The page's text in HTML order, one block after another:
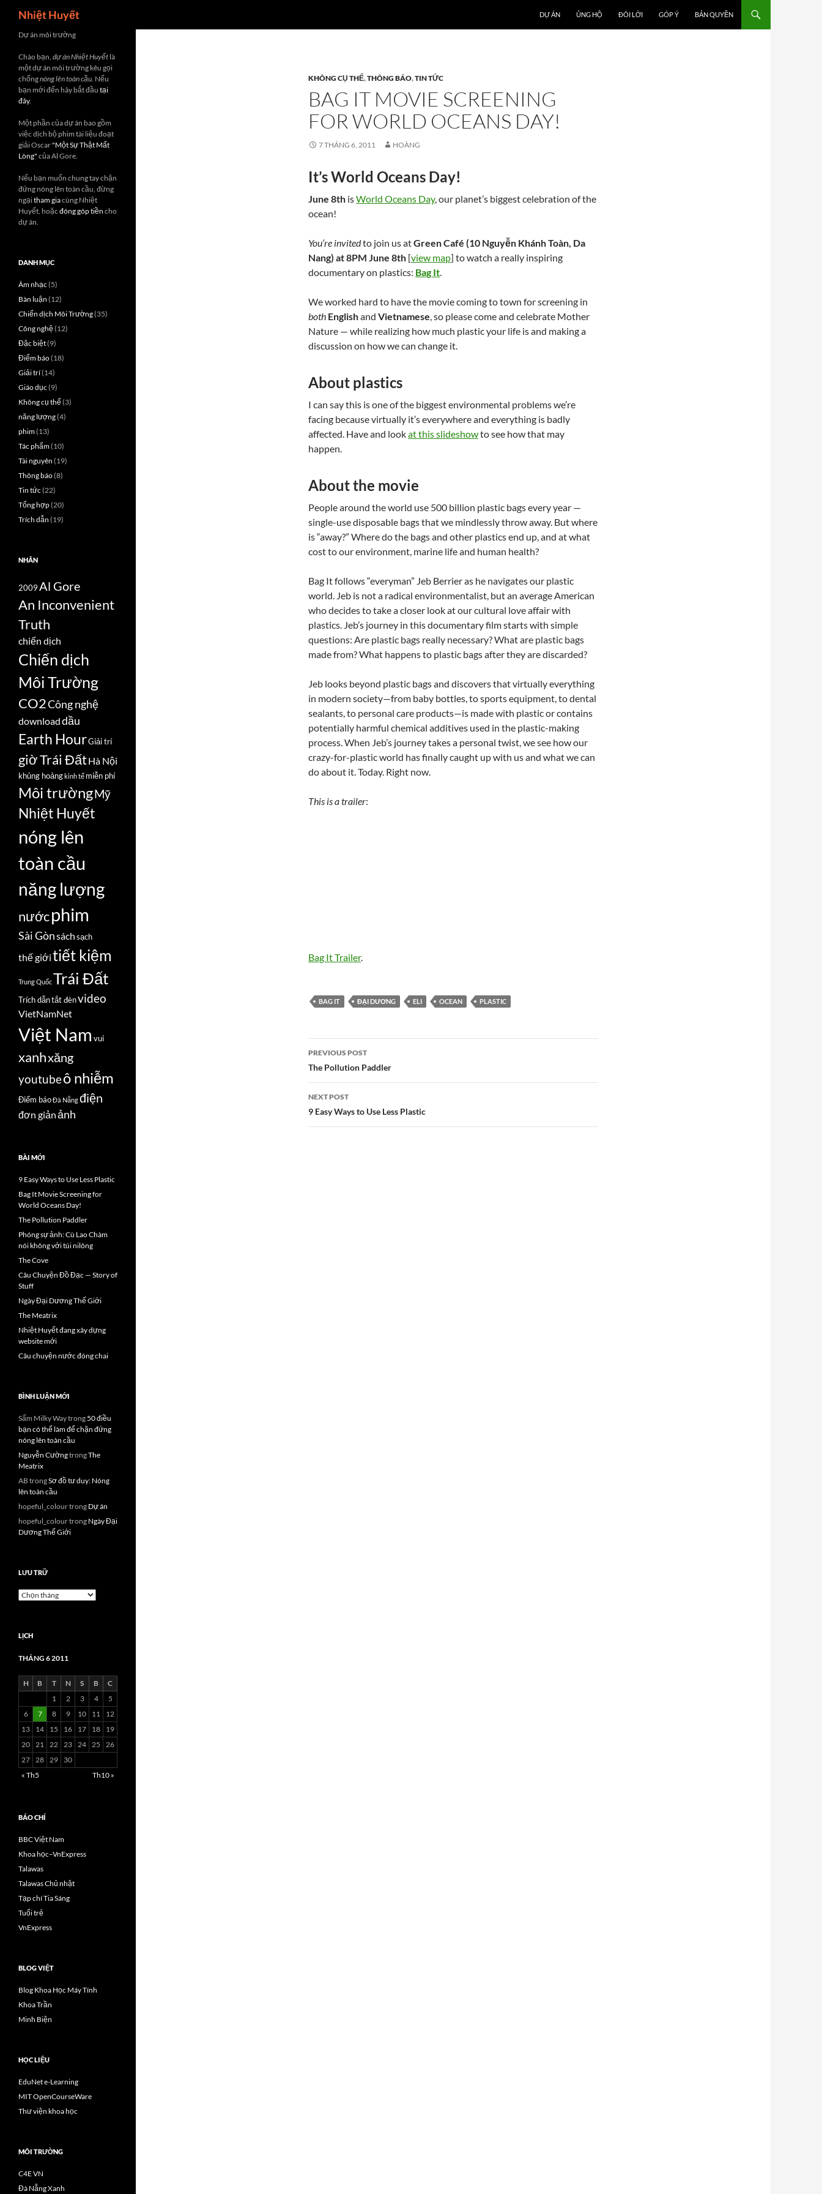
content
Nhiệt Huyết DỰ ÁN ỦNG HỘ ĐÔI LỜI GÓP Ý BẢN QUYỀN
KHÔNG CỤ THỂ,THÔNG BÁO,TIN TỨC
BAG IT MOVIE SCREENING
FOR WORLD OCEANS DAY!
7 THÁNG 6, 2011 HOÀNG
It’s World Oceans Day!
June 8th isWorld Oceans Day, our planet’s biggest celebration of the
ocean!
You’re invitedto join us atGreen Café (10 Nguyễn Khánh Toàn, Da
Nang) at 8PM June 8th [view map] to watch a really inspiring
documentary on plastics: Bag It.
We worked hard to have the movie coming to town for screening in
both Englishand Vietnamese, so please come and celebrate Mother
Nature — while realizing how much plastic your life is and making a
discussion on how we can change it.
About plastics
I can say this is one of the biggest environmental problems we’re
facing because virtually it’s everywhere and everything is badly
affected. Have and lookat this slideshowto see how that may
happen.
About the movie
People around the world use 500 billion plastic bags every year —
single-use disposable bags that we mindlessly throw away. But where
is “away?” Where do the bags and other plastics end up, and at what
cost to our environment, marine life and human health?
Bag It follows “everyman” Jeb Berrier as he navigates our plastic
world. Jeb is not a radical environmentalist, but an average American
who decides to take a closer look at our cultural love affair with
plastics. Jeb’s journey in this documentary film starts with simple
questions: Are plastic bags really necessary? What are plastic bags
made from? What happens to plastic bags after they are discarded?
Jeb looks beyond plastic bags and discovers that virtually everything
in modern society—from baby bottles, to sports equipment, to dental
sealants, to personal care products—is made with plastic or contains
potentially harmful chemical additives used in the plastic-making
process. When Jeb’s journey takes a personal twist, we see how our
crazy-for-plastic world has finally caught up with us and what we can
do about it. Today. Right now.
This is a trailer:
Bag It Trailer.
BAG IT ĐẠI DƯƠNG ELI OCEAN PLASTIC
Post
navigation
PREVIOUS POST
The Pollution Paddler
NEXT POST
9 Easy Ways to Use Less Plastic
Dự án môi trường
Chào bạn, dự án Nhiệt Huyết là
một dự án môi trường kêu gọi
chốngnóng lên toàn cầu. Nếu
bạn mới đến hãy bắt đầu tại
đây.
Một phần của dự án bao gồm
việc dịch bộ phim tài liệu đoạt
giải Oscar"Một Sự Thật Mất
Lòng" của Al Gore.
Nếu bạn muốn chung tay chặn
đứng nóng lên toàn cầu, đừng
ngạitham giacùng Nhiệt
Huyết, hoặc đóng góp tiền cho
dự án.
DANH MỤC
Âm nhạc (5)
Bàn luận (12)
Chiến dịch Môi Trường(35)
Công nghệ (12)
Đặc biệt(9)
Điểm báo(18)
Giải trí(14)
Giáo dục (9)
Không cụ thể (3)
năng lượng(4)
phim(13)
Tác phẩm(10)
Tài nguyên (19)
Thông báo(8)
Tin tức (22)
Tổng hợp(20)
Trích dẫn (19)
NHÃN
2009Al Gore
An Inconvenient
Truth
chiến dịch
Chiến dịch
Môi Trường
CO2Công nghệ
downloaddầu
Earth HourGiải trí
giờ Trái ĐấtHà Nội
khủng hoảngkinh tế miễn phí
Môi trườngMỹ
Nhiệt Huyết
nóng lên
toàn cầu
năng lượng
nướcphim
Sài Gònsáchsạch
thế giớitiết kiệm
Trung QuốcTrái Đất
Trích dẫntắt đènvideo
VietNamNet
Việt Nam vui
xanhxăng
youtubeô nhiễm
Điểm báoĐà Nẵngđiện
đơn giảnảnh
BÀI MỚI
9 Easy Ways to Use Less Plastic
Bag It Movie Screening for
World Oceans Day!
The Pollution Paddler
Phóng sự ảnh: Cù Lao Chàm
nói không với túi nilông
The Cove
Câu Chuyện Đồ Đạc — Story of
Stuff
Ngày Đại Dương Thế Giới
The Meatrix
Nhiệt Huyết đang xây dựng
website mới
Câu chuyện nước đóng chai
BÌNH LUẬN MỚI
Sấm Milky Waytrong50 điều
bạn có thể làm để chặn đứng
nóng lên toàn cầu
Nguyễn CườngtrongThe
Meatrix
AB trongSơ đồ tư duy: Nóng
lên toàn cầu
hopeful_colourtrong Dự án
hopeful_colourtrong Ngày Đại
Dương Thế Giới
LƯU TRỮ
Lưu
LỊCH
THÁNG 6 2011
H B T N S B
C
1
2 3 4
5
6
7 8 9 10 11
12
13
14 15 16 17 18
19
20 21 22 23 24 25
26
27 28 29
30
« Th5
Th10 »
BÁO CHÍ
BBC Việt Nam
Khoa học–VnExpress
Talawas
Talawas Chủ nhật
Tạp chí Tia Sáng
Tuổi trẻ
VnExpress
BLOG VIỆT
Blog Khoa Học Máy Tính
Khoa Trần
Minh Biện
HỌC LIỆU
EduNet e-Learning
MIT OpenCourseWare
Thư viện khoa học
MÔI TRƯỜNG
C4E VN
Đà Nẵng Xanh